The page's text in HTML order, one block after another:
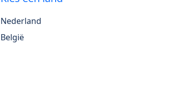
Nederland
België